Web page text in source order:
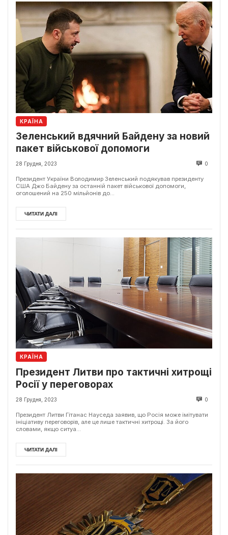
КРАЇНА
Зеленський вдячний Байдену за новий
пакет військової допомоги
28 Грудня, 2023 0
Президент України Володимир Зеленський подякував президенту
США Джо Байдену за останній пакет військової допомоги,
оголошений на 250 мільйонів до...
ЧИТАТИ ДАЛІ
КРАЇНА
Президент Литви про тактичні хитрощі
Росії у переговорах
28 Грудня, 2023 0
Президент Литви Гітанас Науседа заявив, що Росія може імітувати
ініціативу переговорів, але це лише тактичні хитрощі. За його
словами, якщо ситуа...
ЧИТАТИ ДАЛІ